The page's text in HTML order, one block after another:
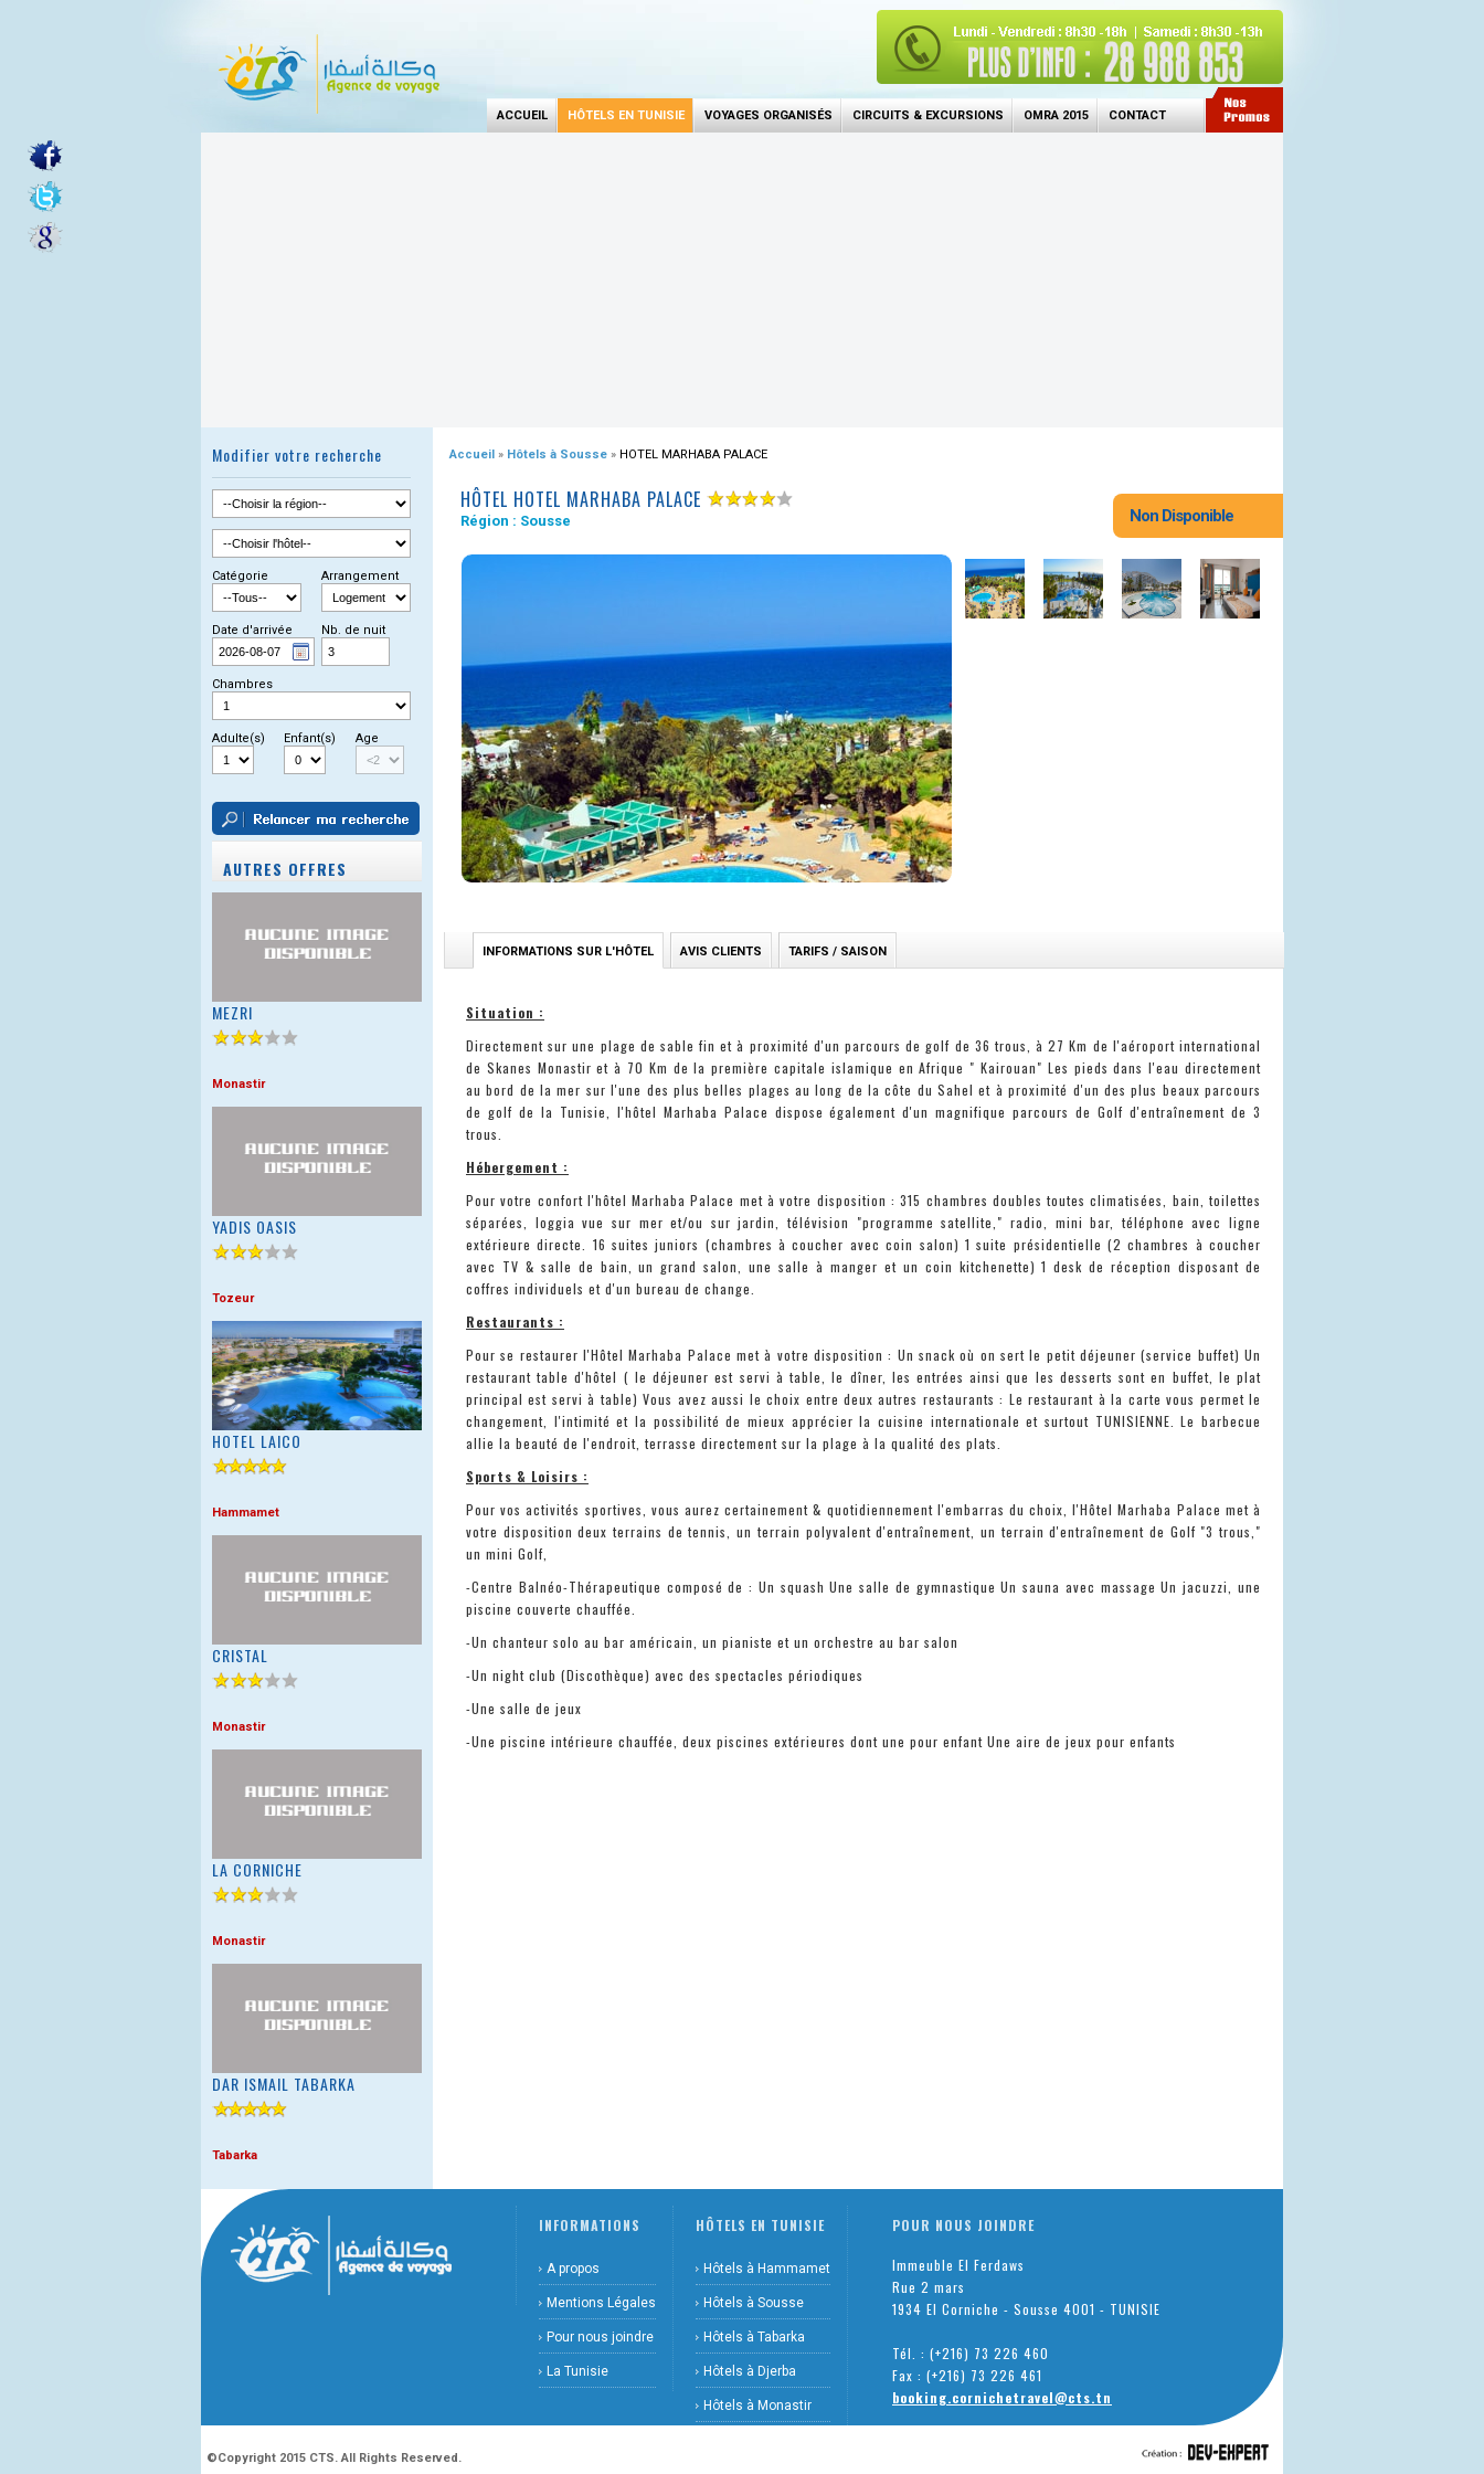
ACCUEIL HÔTELS EN TUNISIE VOYAGES ORGANISÉS CIRCUITS & EXCURSIONS OMRA 2015 CONTACT
Modifier votre recherche
Catégorie Arrangement
Date d'arrivée Nb. de nuit
Chambres
Adulte(s) Enfant(s) Age
AUTRES OFFRES
MEZRI
Monastir
YADIS OASIS
Tozeur
HOTEL LAICO
Hammamet
CRISTAL
Monastir
LA CORNICHE
Monastir
DAR ISMAIL TABARKA
Tabarka
Accueil » Hôtels à Sousse » HOTEL MARHABA PALACE
HÔTEL HOTEL MARHABA PALACE
Région : Sousse Non Disponible
INFORMATIONS SUR L'HÔTEL AVIS CLIENTS TARIFS / SAISON
Situation :
Directement sur une plage de sable fin et à proximité d'un parcours de golf de 36 trous, à 27 Km de l'aéroport international
de Skanes Monastir et à 70 Km de la première capitale islamique en Afrique " Kairouan" Les pieds dans l'eau directement
au bord de la mer sur l'une des plus belles plages au long de la côte du Sahel et à proximité d'un des plus beaux parcours
de golf de la Tunisie, l'hôtel Marhaba Palace dispose également d'un magnifique parcours de Golf d'entraînement de 3
trous.
Hébergement :
Pour votre confort l'hôtel Marhaba Palace met à votre disposition : 315 chambres doubles toutes climatisées, bain, toilettes
séparées, loggia vue sur mer et/ou sur jardin, télévision "programme satellite," radio, mini bar, téléphone avec ligne
extérieure directe. 16 suites juniors (chambres à coucher avec coin salon) 1 suite présidentielle (2 chambres à coucher
avec TV & salle de bain, un grand salon, une salle à manger et un coin kitchenette) 1 desk de réception disposant de
coffres individuels et d'un bureau de change.
Restaurants :
Pour se restaurer l'Hôtel Marhaba Palace met à votre disposition : Un snack où on sert le petit déjeuner (service buffet) Un
restaurant table d'hôtel ( le déjeuner est servi à table, le dîner, les entrées ainsi que les desserts sont en buffet, le plat
principal est servi à table) Vous avez aussi le choix entre deux autres restaurants : Le restaurant à la carte vous permet le
changement, l'intimité et la possibilité de mieux apprécier la cuisine internationale et surtout TUNISIENNE. Le barbecue
allie la beauté de l'endroit, terrasse directement sur la plage à la qualité des plats.
Sports & Loisirs :
Pour vos activités sportives, vous aurez certainement & quotidiennement l'embarras du choix, l'Hôtel Marhaba Palace met à
votre disposition deux terrains de tennis, un terrain polyvalent d'entraînement, un terrain d'entraînement de Golf "3 trous,"
un mini Golf,
-Centre Balnéo-Thérapeutique composé de : Un squash Une salle de gymnastique Un sauna avec massage Un jacuzzi, une
piscine couverte chauffée.
-Un chanteur solo au bar américain, un pianiste et un orchestre au bar salon
-Un night club (Discothèque) avec des spectacles périodiques
-Une salle de jeux
-Une piscine intérieure chauffée, deux piscines extérieures dont une pour enfant Une aire de jeux pour enfants
INFORMATIONS
A propos
Mentions Légales
Pour nous joindre
La Tunisie
HÔTELS EN TUNISIE
Hôtels à Hammamet
Hôtels à Sousse
Hôtels à Tabarka
Hôtels à Djerba
Hôtels à Monastir
POUR NOUS JOINDRE
Immeuble El Ferdaws
Rue 2 mars
1934 El Corniche - Sousse 4001 - TUNISIE
Tél. : (+216) 73 226 460
Fax : (+216) 73 226 461
booking.cornichetravel@cts.tn
©Copyright 2015 CTS. All Rights Reserved.